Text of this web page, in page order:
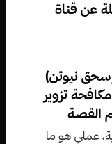
عن قناة
نيوتن)
تزوير
القصة
عملي هو ما